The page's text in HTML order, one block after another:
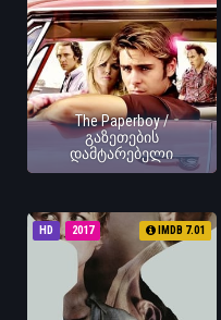
The Paperboy /
გაზეთების
დამტარებელი
HD 2017 IMDB 7.01